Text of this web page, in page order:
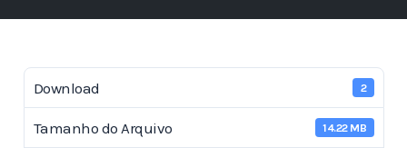
Download 2
Tamanho do Arquivo 14.22 MB